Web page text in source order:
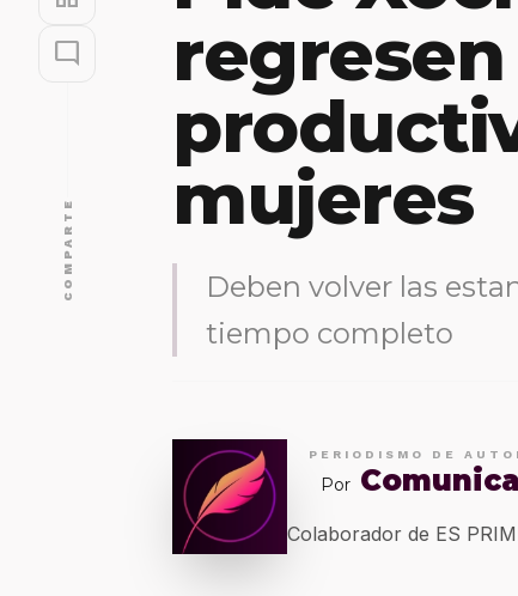
mode_comment
COMPARTE
mujeres
Deben volver las
tiempo completo
PERIODISMO DE
Por
Colaborador de ES